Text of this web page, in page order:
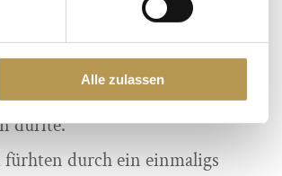
Alle zulassen
Gast immer in bester
einem Wasserflugzeug
das erste Mal, dass ein
durfte.
durch ein einmaligs